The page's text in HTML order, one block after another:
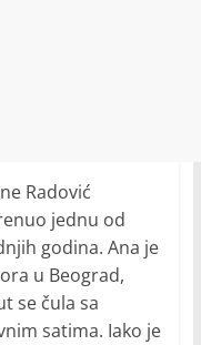
Radović
jednu od
godina. Ana je
u Beograd,
se čula sa
satima. Iako je